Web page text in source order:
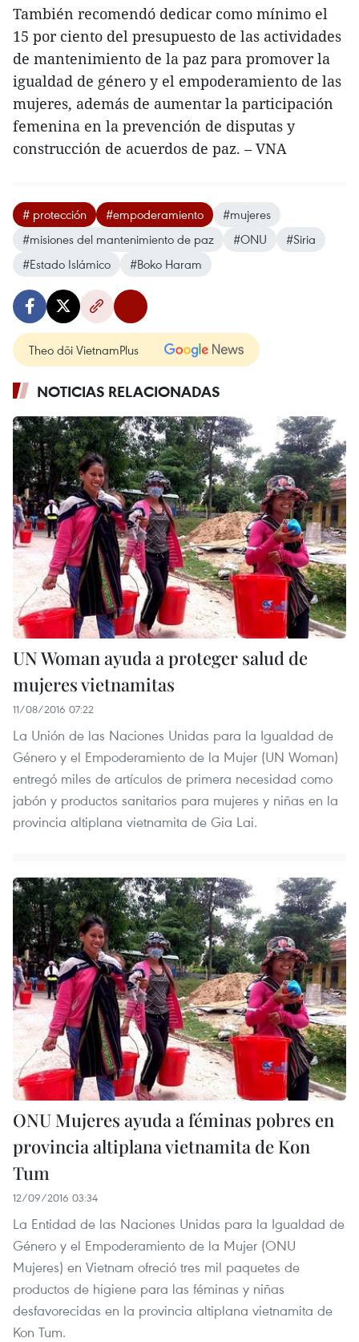
También recomendó dedicar como mínimo el
15 por ciento del presupuesto de las actividades
de mantenimiento de la paz para promover la
igualdad de género y el empoderamiento de las
mujeres, además de aumentar la participación
femenina en la prevención de disputas y
construcción de acuerdos de paz. – VNA
# protección #empoderamiento
#mujeres
#misiones del mantenimiento de paz
#ONU
#Siria
#Estado Islámico
#Boko Haram
Theo dõi VietnamPlus
NOTICIAS RELACIONADAS
UN Woman ayuda a proteger salud de
mujeres vietnamitas
11/08/2016 07:22
La Unión de las Naciones Unidas para la Igualdad de
Género y el Empoderamiento de la Mujer (UN Woman)
entregó miles de artículos de primera necesidad como
jabón y productos sanitarios para mujeres y niñas en la
provincia altiplana vietnamita de Gia Lai.
ONU Mujeres ayuda a féminas pobres en
provincia altiplana vietnamita de Kon
Tum
12/09/2016 03:34
La Entidad de las Naciones Unidas para la Igualdad de
Género y el Empoderamiento de la Mujer (ONU
Mujeres) en Vietnam ofreció tres mil paquetes de
productos de higiene para las féminas y niñas
desfavorecidas en la provincia altiplana vietnamita de
Kon Tum.